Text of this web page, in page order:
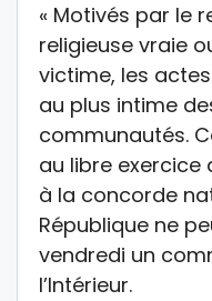
« Motivés par le
religieuse vraie
victime, les
au plus intime
communautés.
au libre exercice
à la concorde
République ne
vendredi un
l’Intérieur.